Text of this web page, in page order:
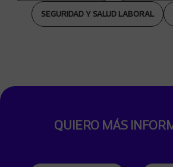
SEGURIDAD Y SALUD LABORAL
QUIERO MÁS